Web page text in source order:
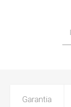
Garantia